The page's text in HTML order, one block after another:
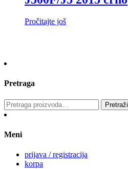
Pročitajte još
Pretraga
Pretraga
za:
Pretraži
Meni
prijava / registracija
korpa